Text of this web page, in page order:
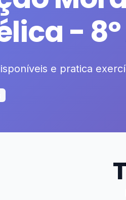
-
e pratica